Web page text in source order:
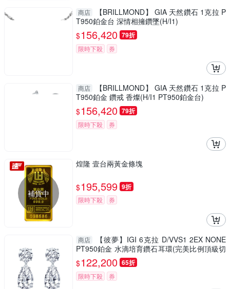
商店
【BRILLMOND】 GIA 天然鑽石 1克拉 P
T950鉑金台 深情相擁鑽墜(H/I1)
$156,420 79折
限時下殺 券
商店
【BRILLMOND】 GIA 天然鑽石 1克拉 P
T950鉑金 鑽戒 香燦(H/I1 PT950鉑金台)
$156,420 79折
限時下殺 券
補貨中
煌隆 壹台兩黃金條塊
$195,599 9折
限時下殺 券
商店
【彼夢】IGI 6克拉 D/VVS1 2EX NONE
PT950鉑金 水滴培育鑽石耳環(完美比例頂級切
割培育鑽石)
$122,200 65折
限時下殺 券